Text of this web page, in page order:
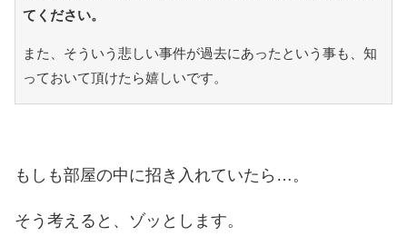
てください。
また、そういう悲しい事件が過去にあったという事も、知
っておいて頂けたら嬉しいです。
もしも部屋の中に招き入れていたら…。
そう考えると、ゾッとします。